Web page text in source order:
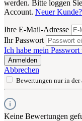
werden. Bitte loggen
Account. Neuer Kunde?
Ihre E-Mail-Adresse
Ihr Passwort
Ich habe mein Passwort
Anmelden
Abbrechen
Bewertungen nur in der
Keine Bewertungen